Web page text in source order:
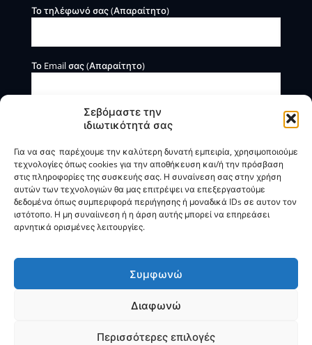
Σεβόμαστε την
ιδιωτικότητά σας
Για να σας παρέχουμε την καλύτερη δυνατή εμπειρία, χρησιμοποιούμε
τεχνολογίες όπως cookies για την αποθήκευση και/ή την πρόσβαση
στις πληροφορίες της συσκευής σας. Η συναίνεση σας στην χρήση
αυτών των τεχνολογιών θα μας επιτρέψει να επεξεργαστούμε
δεδομένα όπως συμπεριφορά περιήγησης ή μοναδικά IDs σε αυτον τον
ιστότοπο. Η μη συναίινεση ή η άρση αυτής μπορεί να επηρεάσει
αρνητικά ορισμένες λειτουργίες.
Συμφωνώ
Διαφωνώ
Περισσότερες επιλογές
Το τηλέφωνό σας (Απαραίτητο)
Το Email σας (Απαραίτητο)
Η BOXmind παρέχει πληροφοριακές και συμβουλευτικές
υπηρεσίες. Δεν προσφέρει υπηρεσίες ρύθμισης ή
διαγραφής οφειλών.
byVNG